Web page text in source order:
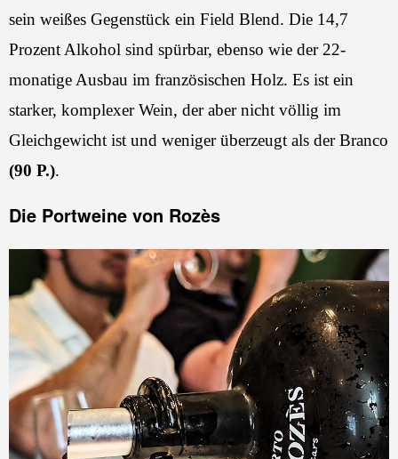
sein weißes Gegenstück ein Field Blend. Die 14,7
Prozent Alkohol sind spürbar, ebenso wie der 22-
monatige Ausbau im französischen Holz. Es ist ein
starker, komplexer Wein, der aber nicht völlig im
Gleichgewicht ist und weniger überzeugt als der Branco
(90 P.).
Die Portweine von Rozès